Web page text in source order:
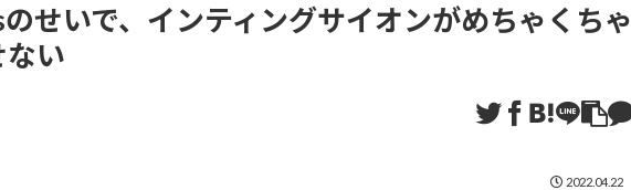
せいで、インティングサイオンがめちゃくちゃ
い
2022.04.22